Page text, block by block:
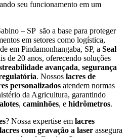
– SP são a base para proteger
em setores como logística,
em Pindamonhangaba, SP, a Seal
de 20 anos, oferecendo soluções
avançada, segurança
. Nossos lacres de
personalizados atendem normas
da Agricultura, garantindo
, caminhões, e hidrômetros.
? Nossa expertise em lacres
lacres com gravação a laser assegura